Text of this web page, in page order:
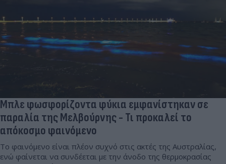
Μπλε φωσφορίζοντα φύκια εμφανίστηκαν σε
παραλία της Μελβούρνης - Τι προκαλεί το
απόκοσμο φαινόμενο
Το φαινόμενο είναι πλέον συχνό στις ακτές της Αυστραλίας,
ενώ φαίνεται να συνδέεται με την άνοδο της θερμοκρασίας